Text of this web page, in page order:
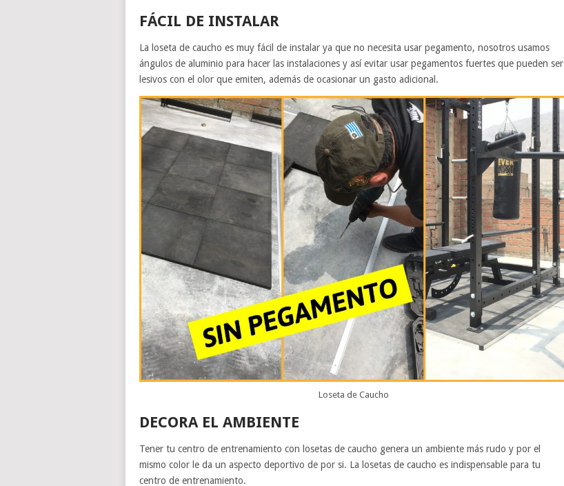
FÁCIL DE INSTALAR
La loseta de caucho es muy fácil de instalar ya que no necesita usar pegamento, nosotros usamos
ángulos de aluminio para hacer las instalaciones y así evitar usar pegamentos fuertes que pueden ser
lesivos con el olor que emiten, además de ocasionar un gasto adicional.
Loseta de Caucho
DECORA EL AMBIENTE
Tener tu centro de entrenamiento con losetas de caucho genera un ambiente más rudo y por el
mismo color le da un aspecto deportivo de por si. La losetas de caucho es indispensable para tu
centro de entrenamiento.